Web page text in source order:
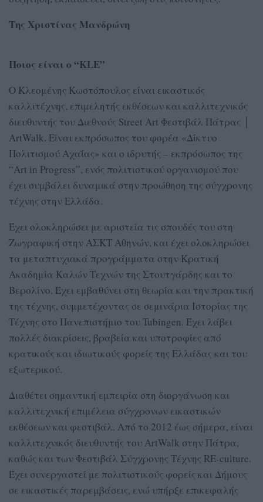
Της Χριστίνας Μανδρώνη
Ποιος είναι ο “KLE”
Ο Κλεομένης Κωστόπουλος είναι εικαστικός
καλλιτέχνης, επιμελητής εκθέσεων και καλλιτεχνικός
διευθυντής του Διεθνούς Street Art Φεστιβάλ Πάτρας │
ArtWalk. Είναι εκπρόσωπος του φορέα «Δίκτυο
Πολιτισμού Αχαΐας» και ο ιδρυτής – εκπρόσωπος της
“Art in Progress”, ενός πολιτιστικού οργανισμού που
έχει συμβάλει δυναμικά στην προώθηση της σύγχρονης
τέχνης στην Ελλάδα.
Έχει ολοκληρώσει με αριστεία τις σπουδές του στη
Ζωγραφική στην ΑΣΚΤ Αθηνών, και έχει ολοκληρώσει
τα μεταπτυχιακά προγράμματα στην Κρατική
Ακαδημία Καλών Τεχνών της Στουτγάρδης και το
Βερολίνο. Έχει εμβαθύνει στη θεωρία και την πρακτική
της τέχνης, συμμετέχοντας σε σεμινάρια Ιστορίας της
Τέχνης στο Πανεπιστήμιο του Tubingen. Έχει λάβει
πολλές διακρίσεις, βραβεία και υποτροφίες από
κρατικούς και ιδιωτικούς φορείς της Ελλάδας και του
εξωτερικού.
Διαθέτει σημαντική εμπειρία στη διοργάνωση και
καλλιτεχνική επιμέλεια σύγχρονων εικαστικών
εκθέσεων και φεστιβάλ. Από το 2012 έως σήμερα, είναι
καλλιτεχνικός διευθυντής του ArtWalk στην Πάτρα,
καθώς και των Φεστιβάλ Σύγχρονης Τέχνης RE-culture.
Έχει συνεργαστεί με πολιτιστικούς φορείς και Δήμους
σε εικαστικές παρεμβάσεις, ενώ υπήρξε επικεφαλής